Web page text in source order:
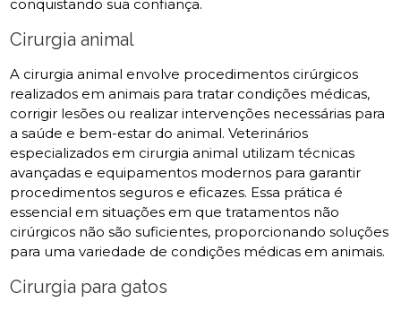
conquistando sua confiança.
Cirurgia animal
A cirurgia animal envolve procedimentos cirúrgicos
realizados em animais para tratar condições médicas,
corrigir lesões ou realizar intervenções necessárias para
a saúde e bem-estar do animal. Veterinários
especializados em cirurgia animal utilizam técnicas
avançadas e equipamentos modernos para garantir
procedimentos seguros e eficazes. Essa prática é
essencial em situações em que tratamentos não
cirúrgicos não são suficientes, proporcionando soluções
para uma variedade de condições médicas em animais.
Cirurgia para gatos